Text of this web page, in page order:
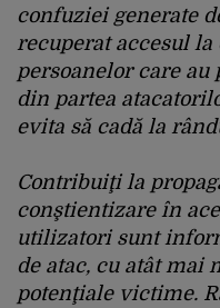
confuziei generate
recuperat accesul
persoanelor care
din partea
evita să cadă la
Contribuiţi la
conştientizare în
utilizatori sunt
de atac, cu atât mai
potenţiale victime.